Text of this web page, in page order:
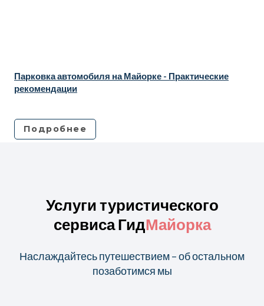
Парковка автомобиля на Майорке - Практические
рекомендации
Подробнее
Услуги туристического
сервиса ГидМайорка
Наслаждайтесь путешествием – об остальном
позаботимся мы